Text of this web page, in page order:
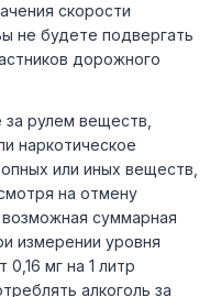
скорости
не будете подвергать
дорожного
рулем веществ,
наркотическое
или иных веществ,
на отмену
суммарная
измерении уровня
0,16 мг на 1 литр
алкоголь за